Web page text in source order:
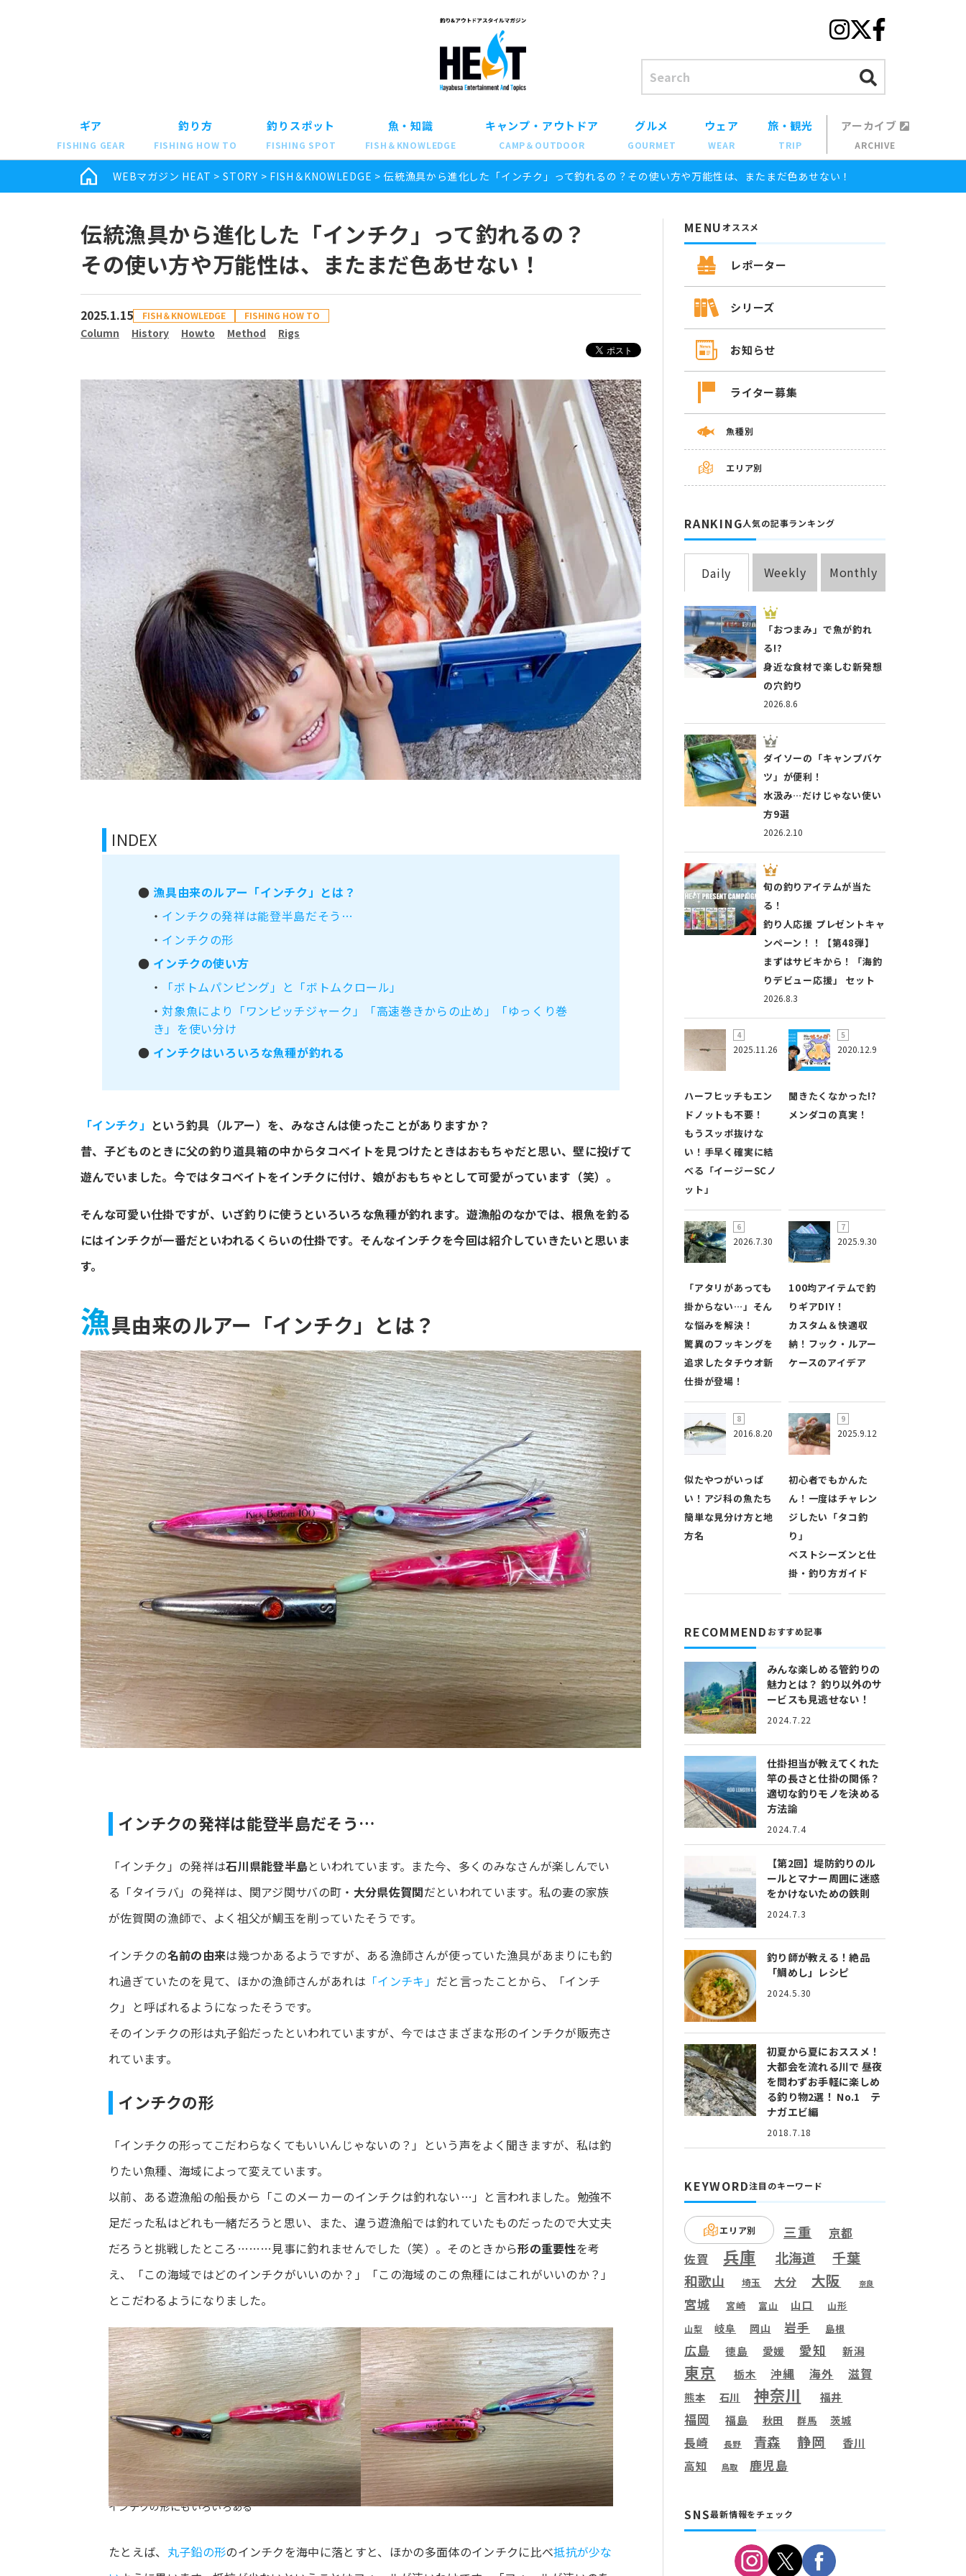
ギア
FISHING GEAR
釣り方
FISHING HOW TO
釣りスポット
FISHING SPOT
魚・知識
FISH＆KNOWLEDGE
キャンプ・アウトドア
CAMP＆OUTDOOR
グルメ
GOURMET
ウェア
WEAR
旅・観光
TRIP
アーカイブ
ARCHIVE
WEBマガジン HEAT >STORY > FISH＆KNOWLEDGE >伝統漁具から進化した「インチク」って釣れるの？その使い方や万能性は、またまだ色あせない！
伝統漁具から進化した「インチク」って釣れるの？
その使い方や万能性は、またまだ色あせない！
2025.1.15 FISH＆KNOWLEDGE FISHING HOW TO
Column History Howto Method Rigs
INDEX
● 漁具由来のルアー「インチク」とは？
・ インチクの発祥は能登半島だそう…
・ インチクの形
● インチクの使い方
・
「ボトムパンピング」と「ボトムクロール」
・対象魚により「ワンピッチジャーク」「高速巻きからの止め」「ゆっくり巻
き」を使い分け
● インチクはいろいろな魚種が釣れる
「インチク」 という釣具（ルアー）を、みなさんは使ったことがありますか？
昔、子どものときに父の釣り道具箱の中からタコベイトを見つけたときはおもちゃだと思い、壁に投げて
遊んでいました。今ではタコベイトをインチクに付け、娘がおもちゃとして可愛がっています（笑）。
そんな可愛い仕掛ですが、いざ釣りに使うといろいろな魚種が釣れます。遊漁船のなかでは、根魚を釣る
にはインチクが一番だといわれるくらいの仕掛です。そんなインチクを今回は紹介していきたいと思いま
す。
漁具由来のルアー「インチク」とは？
インチクの発祥は能登半島だそう…
「インチク」の発祥は石川県能登半島といわれています。また今、多くのみなさんが楽しんでい
る「タイラバ」の発祥は、関アジ関サバの町・ 大分県佐賀関だといわれています。私の妻の家族
が佐賀関の漁師で、よく祖父が鯛玉を削っていたそうです。
インチクの名前の由来は幾つかあるようですが、ある漁師さんが使っていた漁具があまりにも釣
れ過ぎていたのを見て、ほかの漁師さんがあれは 「インチキ」 だと言ったことから、「インチ
ク」と呼ばれるようになったそうです。
そのインチクの形は丸子鉛だったといわれていますが、今ではさまざまな形のインチクが販売さ
れています。
インチクの形
「インチクの形ってこだわらなくてもいいんじゃないの？」という声をよく聞きますが、私は釣
りたい魚種、海域によって変えています。
以前、ある遊漁船の船長から「このメーカーのインチクは釣れない…」と言われました。勉強不
足だった私はどれも一緒だろうと思い、また、違う遊漁船では釣れていたものだったので大丈夫
だろうと挑戦したところ………見事に釣れませんでした（笑）。そのときから形の重要性を考
え、「この海域ではどのインチクがいいのか？」「この海域のこの魚種にはこれがいいのか？」
とこだわるようになりました。
インチクの形にもいろいろある
たとえば、 丸子鉛の形のインチクを海中に落とすと、ほかの多面体のインチクに比べ抵抗が少な
MENUオススメ
レポーター
シリーズ
お知らせ
ライター募集
魚種別
エリア別
RANKING人気の記事ランキング
Daily Weekly Monthly
2026.8.6
「おつまみ」で魚が釣れ
る!?
身近な食材で楽しむ新発想
の穴釣り
2026.2.10
ダイソーの「キャンプバケ
ツ」が便利！
水汲み…だけじゃない使い
方9選
2026.8.3
旬の釣りアイテムが当た
る！
釣り人応援 プレゼントキャ
ンペーン！！【第48弾】
まずはサビキから！「海釣
りデビュー応援」 セット
2025.11.26
ハーフヒッチもエン
ドノットも不要！
もうスッポ抜けな
い！手早く確実に結
べる「イージーSCノ
ット」
2020.12.9
聞きたくなかった!?
メンダコの真実！
2026.7.30
「アタリがあっても
掛からない…」そん
な悩みを解決！
驚異のフッキングを
追求したタチウオ新
仕掛が登場！
2025.9.30
100均アイテムで釣
りギアDIY！
カスタム＆快適収
納！フック・ルアー
ケースのアイデア
2016.8.20
似たやつがいっぱ
い！アジ科の魚たち
簡単な見分け方と地
方名
2025.9.12
初心者でもかんた
ん！一度はチャレン
ジしたい「タコ釣
り」
ベストシーズンと仕
掛・釣り方ガイド
RECOMMEND おすすめ記事
みんな楽しめる管釣りの
魅力とは？ 釣り以外のサ
ービスも見逃せない！
2024.7.22
仕掛担当が教えてくれた
竿の長さと仕掛の関係？
適切な釣りモノを決める
方法論
2024.7.4
【第2回】堤防釣りのル
ールとマナー周囲に迷惑
をかけないための鉄則
2024.7.3
釣り師が教える！絶品
「鯛めし」レシピ
2024.5.30
初夏から夏におススメ！
大都会を流れる川で 昼夜
を問わずお手軽に楽しめ
る釣り物2選！ No.1 テ
ナガエビ編
2018.7.18
KEYWORD注目のキーワード
エリア別 三重 京都
佐賀 兵庫 北海道 千葉
和歌山 埼玉 大分 大阪 奈良
宮城 宮崎 富山 山口 山形
山梨 岐阜 岡山 岩手 島根
広島 徳島 愛媛 愛知 新潟
東京 栃木 沖縄 海外 滋賀
熊本 石川 神奈川 福井
福岡 福島 秋田 群馬 茨城
長崎 長野 青森 静岡 香川
高知 鳥取 鹿児島
SNS最新情報をチェック